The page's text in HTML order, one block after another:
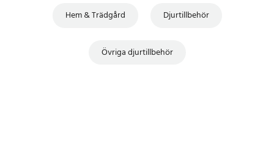
Hem & Trädgård Djurtillbehör
Övriga djurtillbehör